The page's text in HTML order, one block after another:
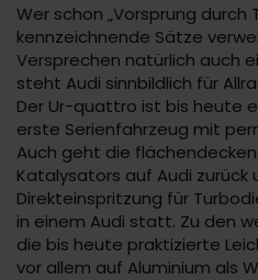
Wer schon „Vorsprung durch
kennzeichnende Sätze
Versprechen natürlich auch
steht Audi sinnbildlich für
Der Ur-quattro ist bis heute
erste Serienfahrzeug mit
Auch geht die
Katalysators auf Audi zurück
Direkteinspritzung für
in einem Audi statt. Zu den
die bis heute praktizierte
vor allem auf Aluminium als